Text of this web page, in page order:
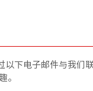
以下电子邮件与我们
。